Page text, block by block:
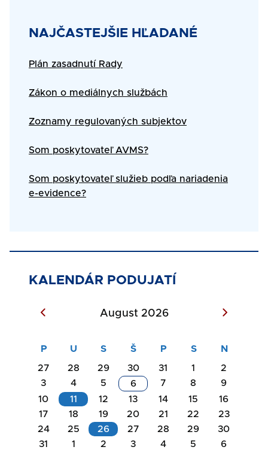
Title
NAJČASTEJŠIE HĽADANÉ
Text
Plán zasadnutí Rady
Zákon o mediálnych službách
Zoznamy regulovaných subjektov
Som poskytovateľ AVMS?
Som poskytovateľ služieb podľa nariadenia
e-evidence?
KALENDÁR PODUJATÍ
August 2026
27 28 29 30 31 1
2
3
4 5 6 7 8
9
10
11 12 13 14 15
16
17
18 19 20 21 22
23
24
25 26 27 28 29
30
31
1 2 3 4 5 6
Akcie
na